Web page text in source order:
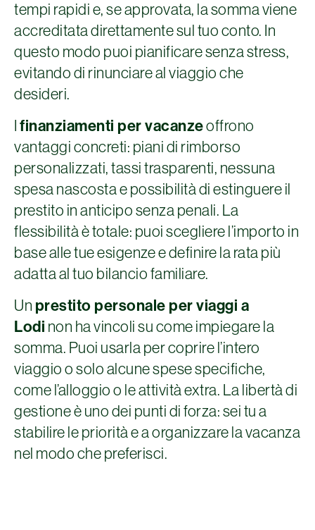
tempi rapidi e, se approvata, la somma viene
accreditata direttamente sul tuo conto. In
questo modo puoi pianificare senza stress,
evitando di rinunciare al viaggio che
desideri.
I finanziamenti per vacanzeoffrono
vantaggi concreti: piani di rimborso
personalizzati, tassi trasparenti, nessuna
spesa nascosta e possibilità di estinguere il
prestito in anticipo senza penali. La
flessibilità è totale: puoi scegliere l’importo in
base alle tue esigenze e definire la rata più
adatta al tuo bilancio familiare.
Un prestito personale per viaggi a
Lodi non ha vincoli su come impiegare la
somma. Puoi usarla per coprire l’intero
viaggio o solo alcune spese specifiche,
come l’alloggio o le attività extra. La libertà di
gestione è uno dei punti di forza: sei tu a
stabilire le priorità e a organizzare la vacanza
nel modo che preferisci.